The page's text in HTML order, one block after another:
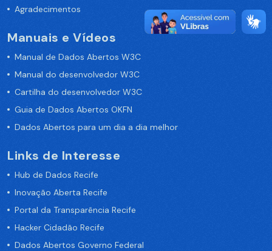
Agradecimentos
Manuais e Vídeos
Manual de Dados Abertos W3C
Manual do desenvolvedor W3C
Cartilha do desenvolvedor W3C
Guia de Dados Abertos OKFN
Dados Abertos para um dia a dia melhor
Links de Interesse
Hub de Dados Recife
Inovação Aberta Recife
Portal da Transparência Recife
Hacker Cidadão Recife
Dados Abertos Governo Federal